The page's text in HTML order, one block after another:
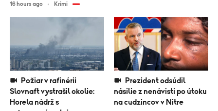
Slovnaft vystrašil okolie:
Horela nádrž s
násilie z nenávisti po útoku
na cudzincov v Nitre
16 hours ago Krimi